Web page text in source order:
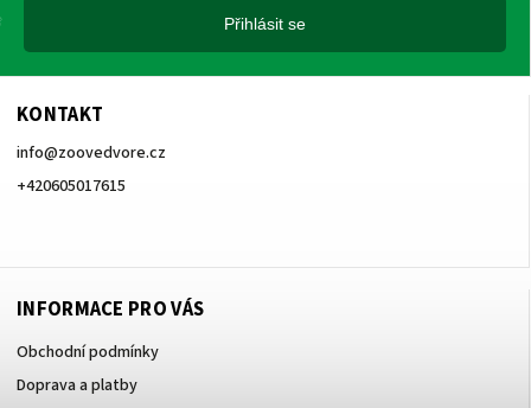
KONTAKT
info@zoovedvore.cz
+420605017615
INFORMACE PRO VÁS
Obchodní podmínky
Doprava a platby
Přihlásit se